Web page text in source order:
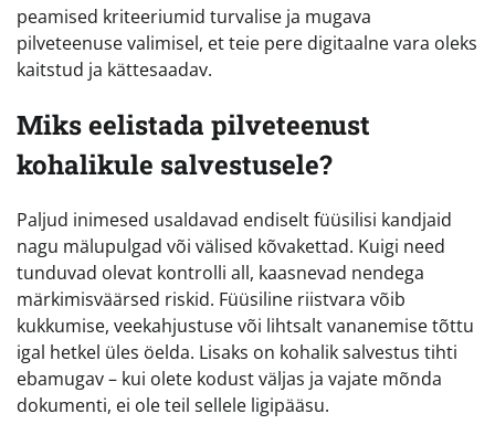
peamised kriteeriumid turvalise ja mugava
pilveteenuse valimisel, et teie pere digitaalne vara oleks
kaitstud ja kättesaadav.
Miks eelistada pilveteenust
kohalikule salvestusele?
Paljud inimesed usaldavad endiselt füüsilisi kandjaid
nagu mälupulgad või välised kõvakettad. Kuigi need
tunduvad olevat kontrolli all, kaasnevad nendega
märkimisväärsed riskid. Füüsiline riistvara võib
kukkumise, veekahjustuse või lihtsalt vananemise tõttu
igal hetkel üles öelda. Lisaks on kohalik salvestus tihti
ebamugav – kui olete kodust väljas ja vajate mõnda
dokumenti, ei ole teil sellele ligipääsu.